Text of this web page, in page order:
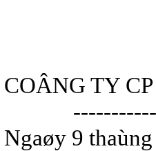
COÂNG TY
Ngaøy 9